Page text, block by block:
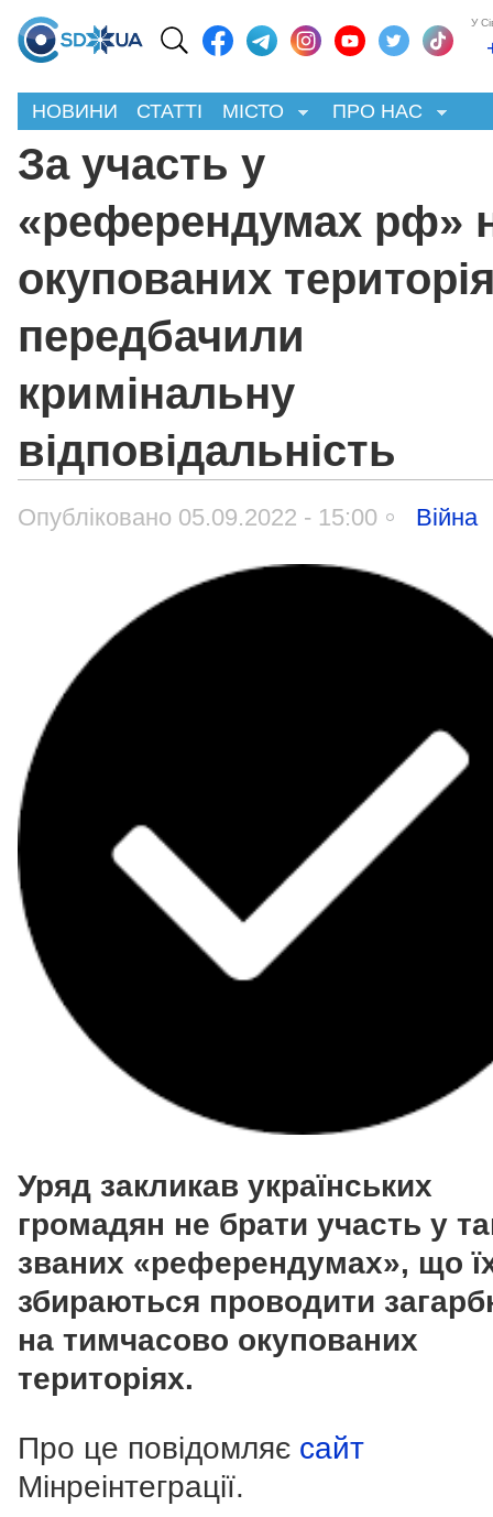
У
НОВИНИ СТАТТІ МІСТО ПРО НАС
За участь у
«референдумах рф»
окупованих
передбачили
кримінальну
відповідальність
Опубліковано 05.09.2022 - 15:00 Війна
Уряд закликав українських
громадян не брати участь у
званих «референдумах», що
збираються проводити
на тимчасово окупованих
територіях.
Про це повідомляє сайт
Мінреінтеграції.